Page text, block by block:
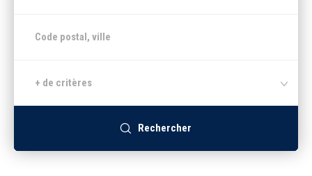
Recherche par ville
+ de critères
Rechercher